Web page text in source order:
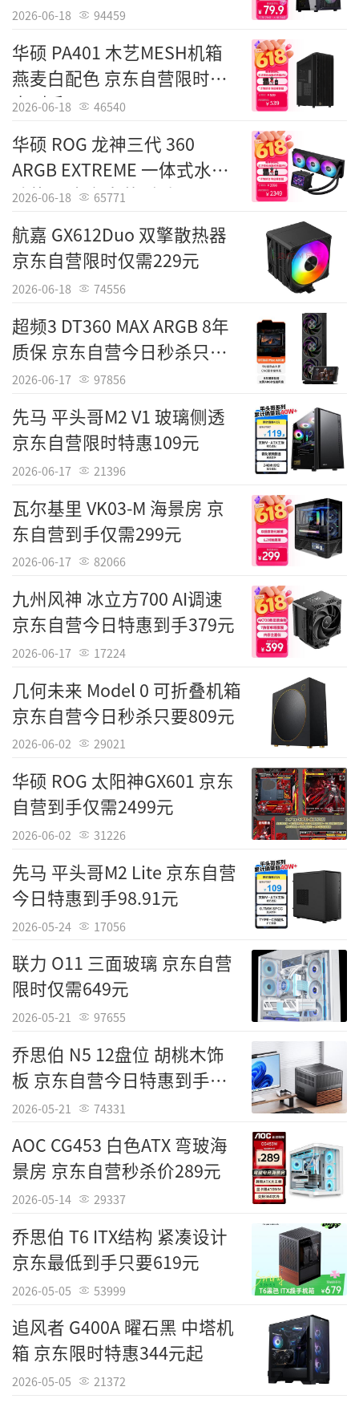
Tags： 先马
责任编辑：IT国度
2026-06-18 94459
华硕 PA401 木艺MESH机箱
燕麦白配色 京东自营限时特
惠到手549元
2026-06-18 46540
华硕 ROG 龙神三代 360
ARGB EXTREME 一体式水冷
散热器 京东自营到手2399元
2026-06-18 65771
航嘉 GX612Duo 双擎散热器
京东自营限时仅需229元
2026-06-18 74556
超频3 DT360 MAX ARGB 8年
质保 京东自营今日秒杀只要
1199元
2026-06-17 97856
先马 平头哥M2 V1 玻璃侧透
京东自营限时特惠109元
2026-06-17 21396
瓦尔基里 VK03-M 海景房 京
东自营到手仅需299元
2026-06-17 82066
九州风神 冰立方700 AI调速
京东自营今日特惠到手379元
2026-06-17 17224
几何未来 Model 0 可折叠机箱
京东自营今日秒杀只要809元
2026-06-02 29021
华硕 ROG 太阳神GX601 京东
自营到手仅需2499元
2026-06-02 31226
先马 平头哥M2 Lite 京东自营
今日特惠到手98.91元
2026-05-24 17056
联力 O11 三面玻璃 京东自营
限时仅需649元
2026-05-21 97655
乔思伯 N5 12盘位 胡桃木饰
板 京东自营今日特惠到手
1119元
2026-05-21 74331
AOC CG453 白色ATX 弯玻海
景房 京东自营秒杀价289元
2026-05-14 29337
乔思伯 T6 ITX结构 紧凑设计
京东最低到手只要619元
2026-05-05 53999
追风者 G400A 曜石黑 中塔机
箱 京东限时特惠344元起
2026-05-05 21372